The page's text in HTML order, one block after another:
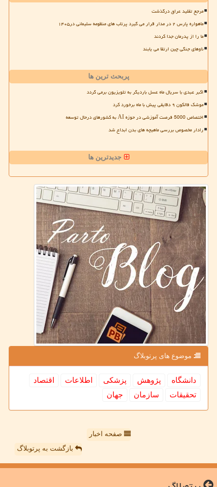
مرجع تقلید عراق درگذشت
ماهواره پارس ۲ در مدار قرار می گیرد پرتاب های منظومه سلیمانی در۱۴۰۵
ما را از پدرمان جدا کردند
ناوهای جنگی چین ارتقا می یابند
پربحث ترین ها
اکبر عبدی با سریال ماه عسل باردیگر به تلویزیون برمی گردد
موشک فالکون ۹ دقایقی پیش با ماه برخورد کرد
اختصاص 5000 فرصت آموزشی در حوزه AI به کشورهای درحال توسعه
رادار مخصوص بررسی ماهیچه های بدن ابداع شد
جدیدترین ها
موضوع های پرتوبلاگ
دانشگاه پژوهش پزشكی اطلاعات
اقتصاد
تحقیقات
سازمان جهان
صفحه اخبار
بازگشت به پرتوبلاگ